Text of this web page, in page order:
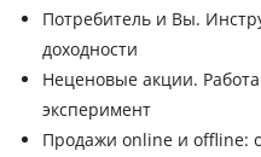
Потребитель и Вы.
доходности
Неценовые акции.
эксперимент
Продажи online и offline: